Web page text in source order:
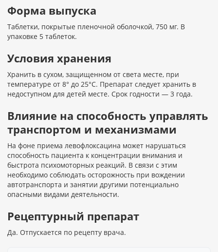
Форма выпуска
Таблетки, покрытые пленочной оболочкой, 750 мг. В
упаковке 5 таблеток.
Условия хранения
Хранить в сухом, защищенном от света месте, при
температуре от 8° до 25°С. Препарат следует хранить в
недоступном для детей месте. Срок годности — 3 года.
Влияние на способность управлять
транспортом и механизмами
На фоне приема левофлоксацина может нарушаться
способность пациента к концентрации внимания и
быстрота психомоторных реакций. В связи с этим
необходимо соблюдать осторожность при вождении
автотранспорта и занятии другими потенциально
опасными видами деятельности.
Рецептурный препарат
Да. Отпускается по рецепту врача.